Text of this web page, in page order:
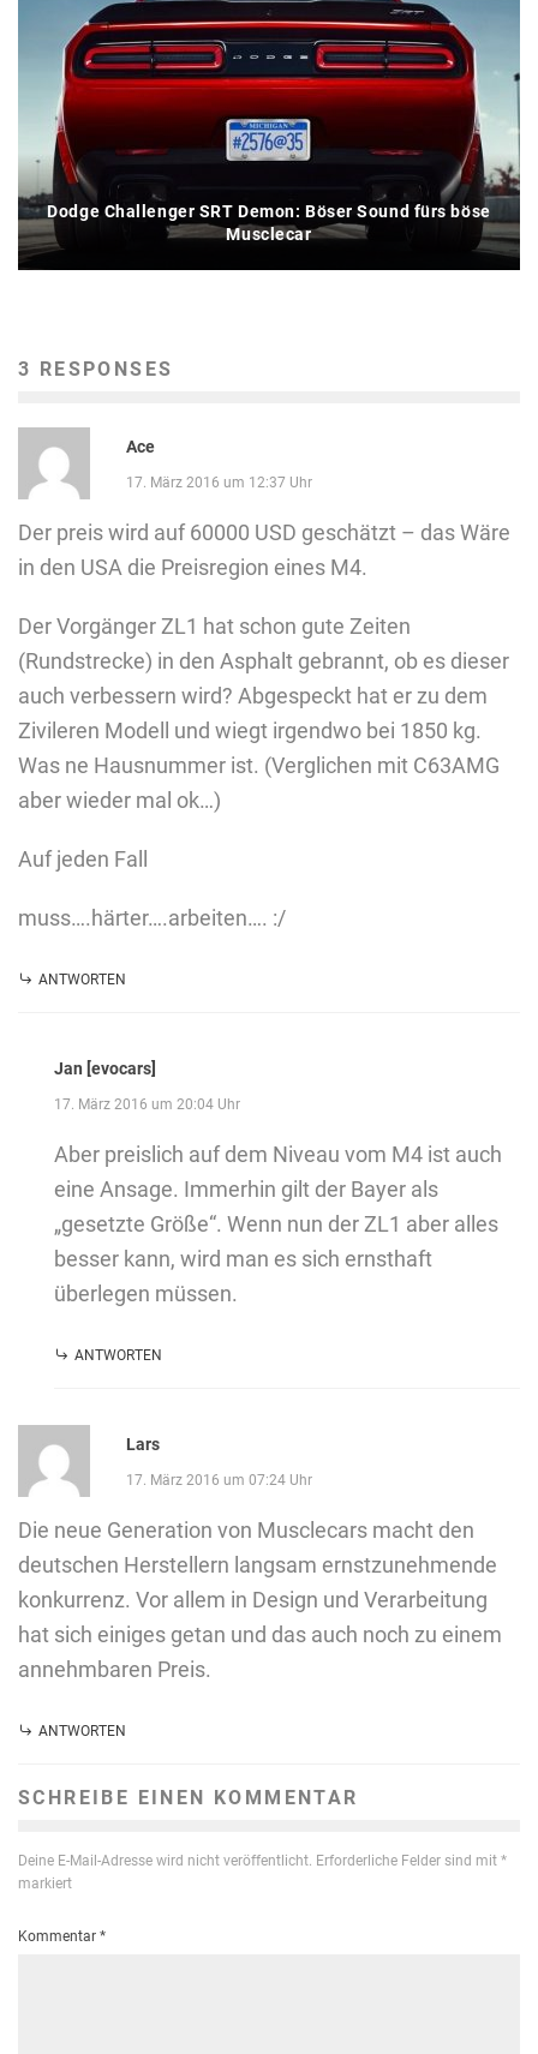
Dodge Challenger SRT Demon: Böser Sound fürs böse
Musclecar
3 RESPONSES
Ace
17. März 2016 um 12:37 Uhr
Der preis wird auf 60000 USD geschätzt – das Wäre
in den USA die Preisregion eines M4.
Der Vorgänger ZL1 hat schon gute Zeiten
(Rundstrecke) in den Asphalt gebrannt, ob es dieser
auch verbessern wird? Abgespeckt hat er zu dem
Zivileren Modell und wiegt irgendwo bei 1850 kg.
Was ne Hausnummer ist. (Verglichen mit C63AMG
aber wieder mal ok…)
Auf jeden Fall
muss….härter….arbeiten…. :/
ANTWORTEN
Jan [evocars]
17. März 2016 um 20:04 Uhr
Aber preislich auf dem Niveau vom M4 ist auch
eine Ansage. Immerhin gilt der Bayer als
„gesetzte Größe“. Wenn nun der ZL1 aber alles
besser kann, wird man es sich ernsthaft
überlegen müssen.
ANTWORTEN
Lars
17. März 2016 um 07:24 Uhr
Die neue Generation von Musclecars macht den
deutschen Herstellern langsam ernstzunehmende
konkurrenz. Vor allem in Design und Verarbeitung
hat sich einiges getan und das auch noch zu einem
annehmbaren Preis.
ANTWORTEN
SCHREIBE EINEN KOMMENTAR
Deine E-Mail-Adresse wird nicht veröffentlicht. Erforderliche Felder sind mit *
markiert
Kommentar *